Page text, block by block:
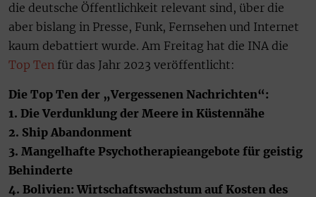
die deutsche Öffentlichkeit relevant sind, über die
aber bislang in Presse, Funk, Fernsehen und Internet
kaum debattiert wurde. Am Freitag hat die INA die
Top Ten für das Jahr 2023 veröffentlicht:
Die Top Ten der „Vergessenen Nachrichten“:
1. Die Verdunklung der Meere in Küstennähe
2. Ship Abandonment
3. Mangelhafte Psychotherapieangebote für geistig
Behinderte
4. Bolivien: Wirtschaftswachstum auf Kosten des